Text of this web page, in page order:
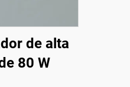
de alta
80 W